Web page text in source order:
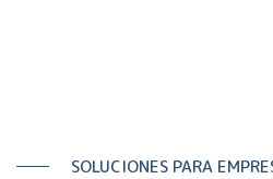
SOLUCIONES PARA